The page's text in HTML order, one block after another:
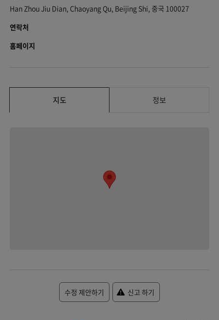
Han Zhou Jiu Dian, Chaoyang Qu, Beijing Shi, 중국 100027
연락처
홈페이지
지도 정보
수정 제안하기 신고 하기